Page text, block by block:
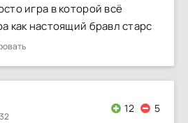
игра в которой всё
как настоящий бравл старс
12 5